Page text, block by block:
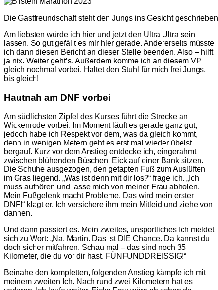
Die Gastfreundschaft steht den Jungs ins Gesicht
Am liebsten würde ich hier und jetzt den Ultra Ultra sein
lassen. So gut gefällt es mir hier gerade. Andererseits müsste
ich dann diesen Bericht an dieser Stelle beenden. Also – hilft
ja nix. Weiter geht’s. Außerdem komme ich an diesem VP
gleich nochmal vorbei. Haltet den Stuhl für mich frei Jungs,
bis gleich!
Hautnah am DNF vorbei
Am südlichsten Zipfel des Kurses führt die Strecke an
Wickenrode vorbei. Im Moment läuft es gerade ganz gut,
jedoch habe ich Respekt vor dem, was da gleich kommt,
denn in wenigen Metern geht es erst mal wieder übelst
bergauf. Kurz vor dem Anstieg entdecke ich, eingerahmt
zwischen blühenden Büschen, Eick auf einer Bank sitzen.
Die Schuhe ausgezogen, den getapten Fuß zum Auslüften
im Gras liegend. „Was ist denn mit dir los?“ frage ich. „Ich
muss aufhören und lasse mich von meiner Frau abholen.
Mein Fußgelenk macht Probleme. Das wird mein erster
DNF!“ klagt er. Ich versichere ihm mein Mitleid und ziehe von
dannen.
Und dann passiert es. Mein zweites, unsportliches Ich meldet
sich zu Wort: „Na, Martin. Das ist DIE Chance. Da kannst du
doch sicher mitfahren. Schau mal – das sind noch 35
Kilometer, die du vor dir hast. FÜNFUNDDREISSIG!“
Beinahe den kompletten, folgenden Anstieg kämpfe ich mit
meinem zweiten Ich. Nach rund zwei Kilometern hat es